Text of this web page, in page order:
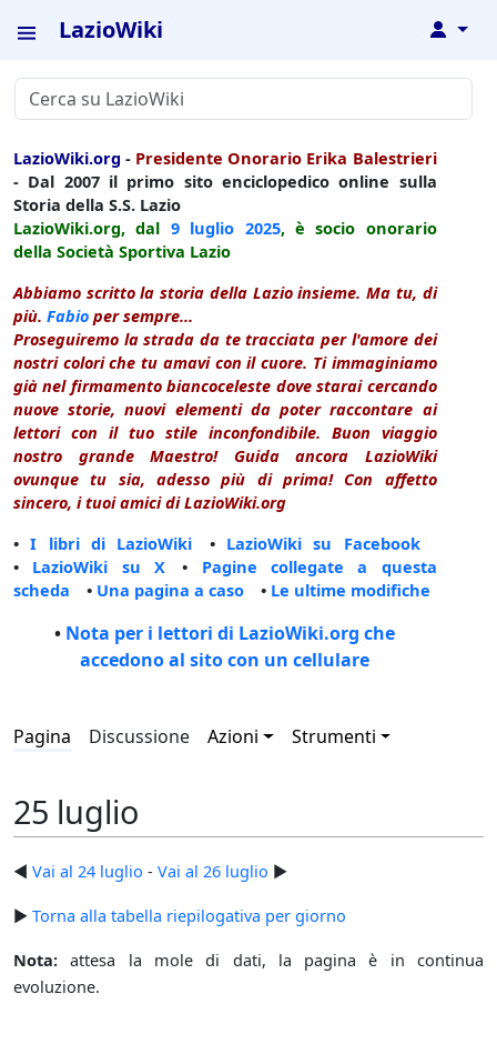
LazioWiki ↓
LazioWiki.org - Presidente Onorario Erika Balestrieri
- Dal 2007 il primo sito enciclopedico online sulla
Storia della S.S. Lazio
LazioWiki.org, dal 9 luglio 2025, è socio onorario
della Società Sportiva Lazio
Abbiamo scritto la storia della Lazio insieme. Ma tu, di
più. Fabio per sempre...
Proseguiremo la strada da te tracciata per l'amore dei
nostri colori che tu amavi con il cuore. Ti immaginiamo
già nel firmamento biancoceleste dove starai cercando
nuove storie, nuovi elementi da poter raccontare ai
lettori con il tuo stile inconfondibile. Buon viaggio
nostro grande Maestro! Guida ancora LazioWiki
ovunque tu sia, adesso più di prima! Con affetto
sincero, i tuoi amici di LazioWiki.org
•I libri di LazioWiki • LazioWiki su Facebook
• LazioWiki su X • Pagine collegate a questa
scheda • Una pagina a caso • Le ultime modifiche
• Nota per i lettori di LazioWiki.org che
accedono al sito con un cellulare
Pagina Discussione Azioni Strumenti
25 luglio
◄ Vai al 24 luglio - Vai al 26 luglio ►
► Torna alla tabella riepilogativa per giorno
Nota: attesa la mole di dati, la pagina è in continua
evoluzione.